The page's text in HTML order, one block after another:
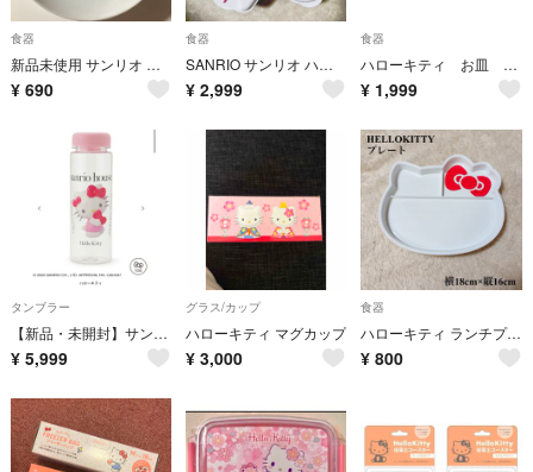
食器
新品未使用 サンリオ ハローキティ 陶器製 プレート皿 非売品 白 ホワイト
¥ 690
食器
SANRIO サンリオ ハローキティ 丸型 角型 容器 花柄 まとめ売り
¥ 2,999
食器
ハローキティ お皿 プレート 陶器製 2枚
¥ 1,999
タンブラー
【新品・未開封】サンリオハウス ハローキティ タンブラー
¥ 5,999
グラス/カップ
ハローキティ マグカップ
¥ 3,000
食器
ハローキティ ランチプレート お皿 キティちゃん プレート 子供用食器
¥ 800